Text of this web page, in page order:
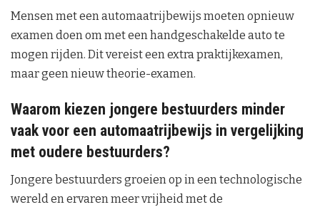
Mensen met een automaatrijbewijs moeten opnieuw
examen doen om met een handgeschakelde auto te
mogen rijden. Dit vereist een extra praktijkexamen,
maar geen nieuw theorie-examen.
Waarom kiezen jongere bestuurders minder
vaak voor een automaatrijbewijs in vergelijking
met oudere bestuurders?
Jongere bestuurders groeien op in een technologische
wereld en ervaren meer vrijheid met de